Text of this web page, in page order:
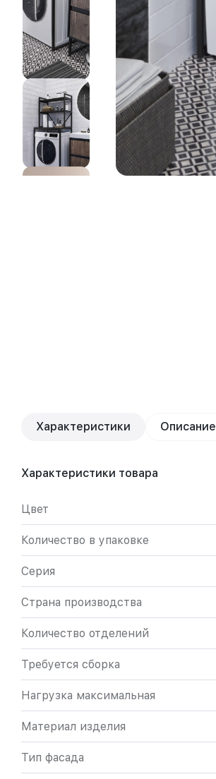
Характеристики Описание
Характеристики товара
Цвет
Количество в упаковке
Серия
Страна производства
Количество отделений
Требуется сборка
Нагрузка максимальная
Материал изделия
Тип фасада